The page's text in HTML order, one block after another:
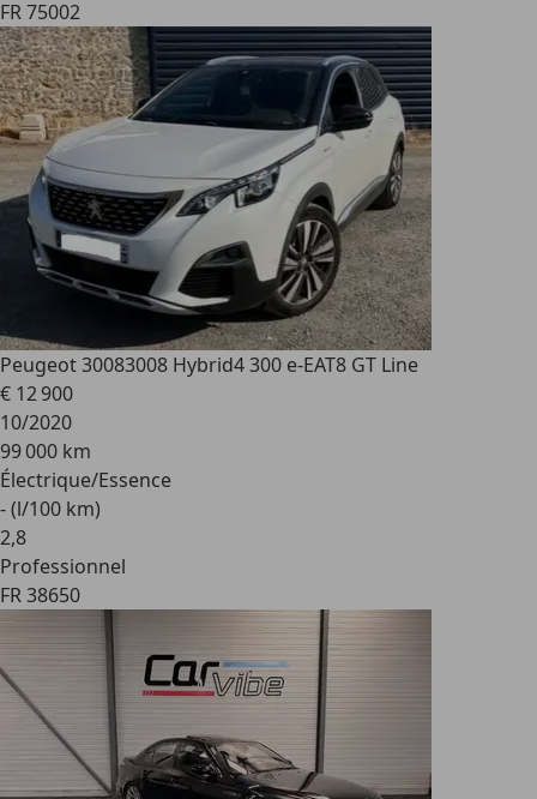
FR 75002
Peugeot 30083008 Hybrid4 300 e-EAT8 GT Line
€ 12 900
10/2020
99 000 km
Électrique/Essence
- (l/100 km)
2,8
Professionnel
FR 38650